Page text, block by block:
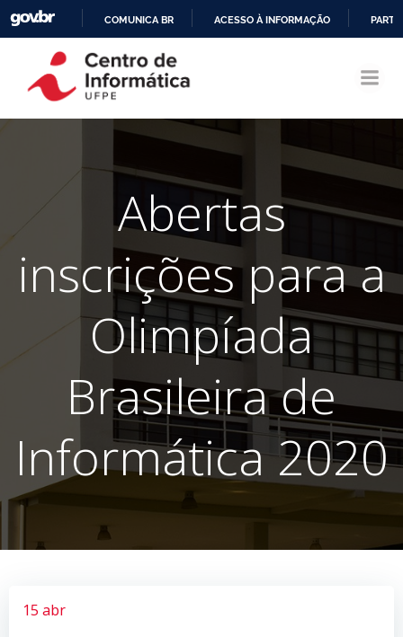
CONTEÚDO
COMUNICA BR ACESSO À INFORMAÇÃO
Abertas
inscrições para a
Olimpíada
Brasileira de
Informática 2020
15 abr